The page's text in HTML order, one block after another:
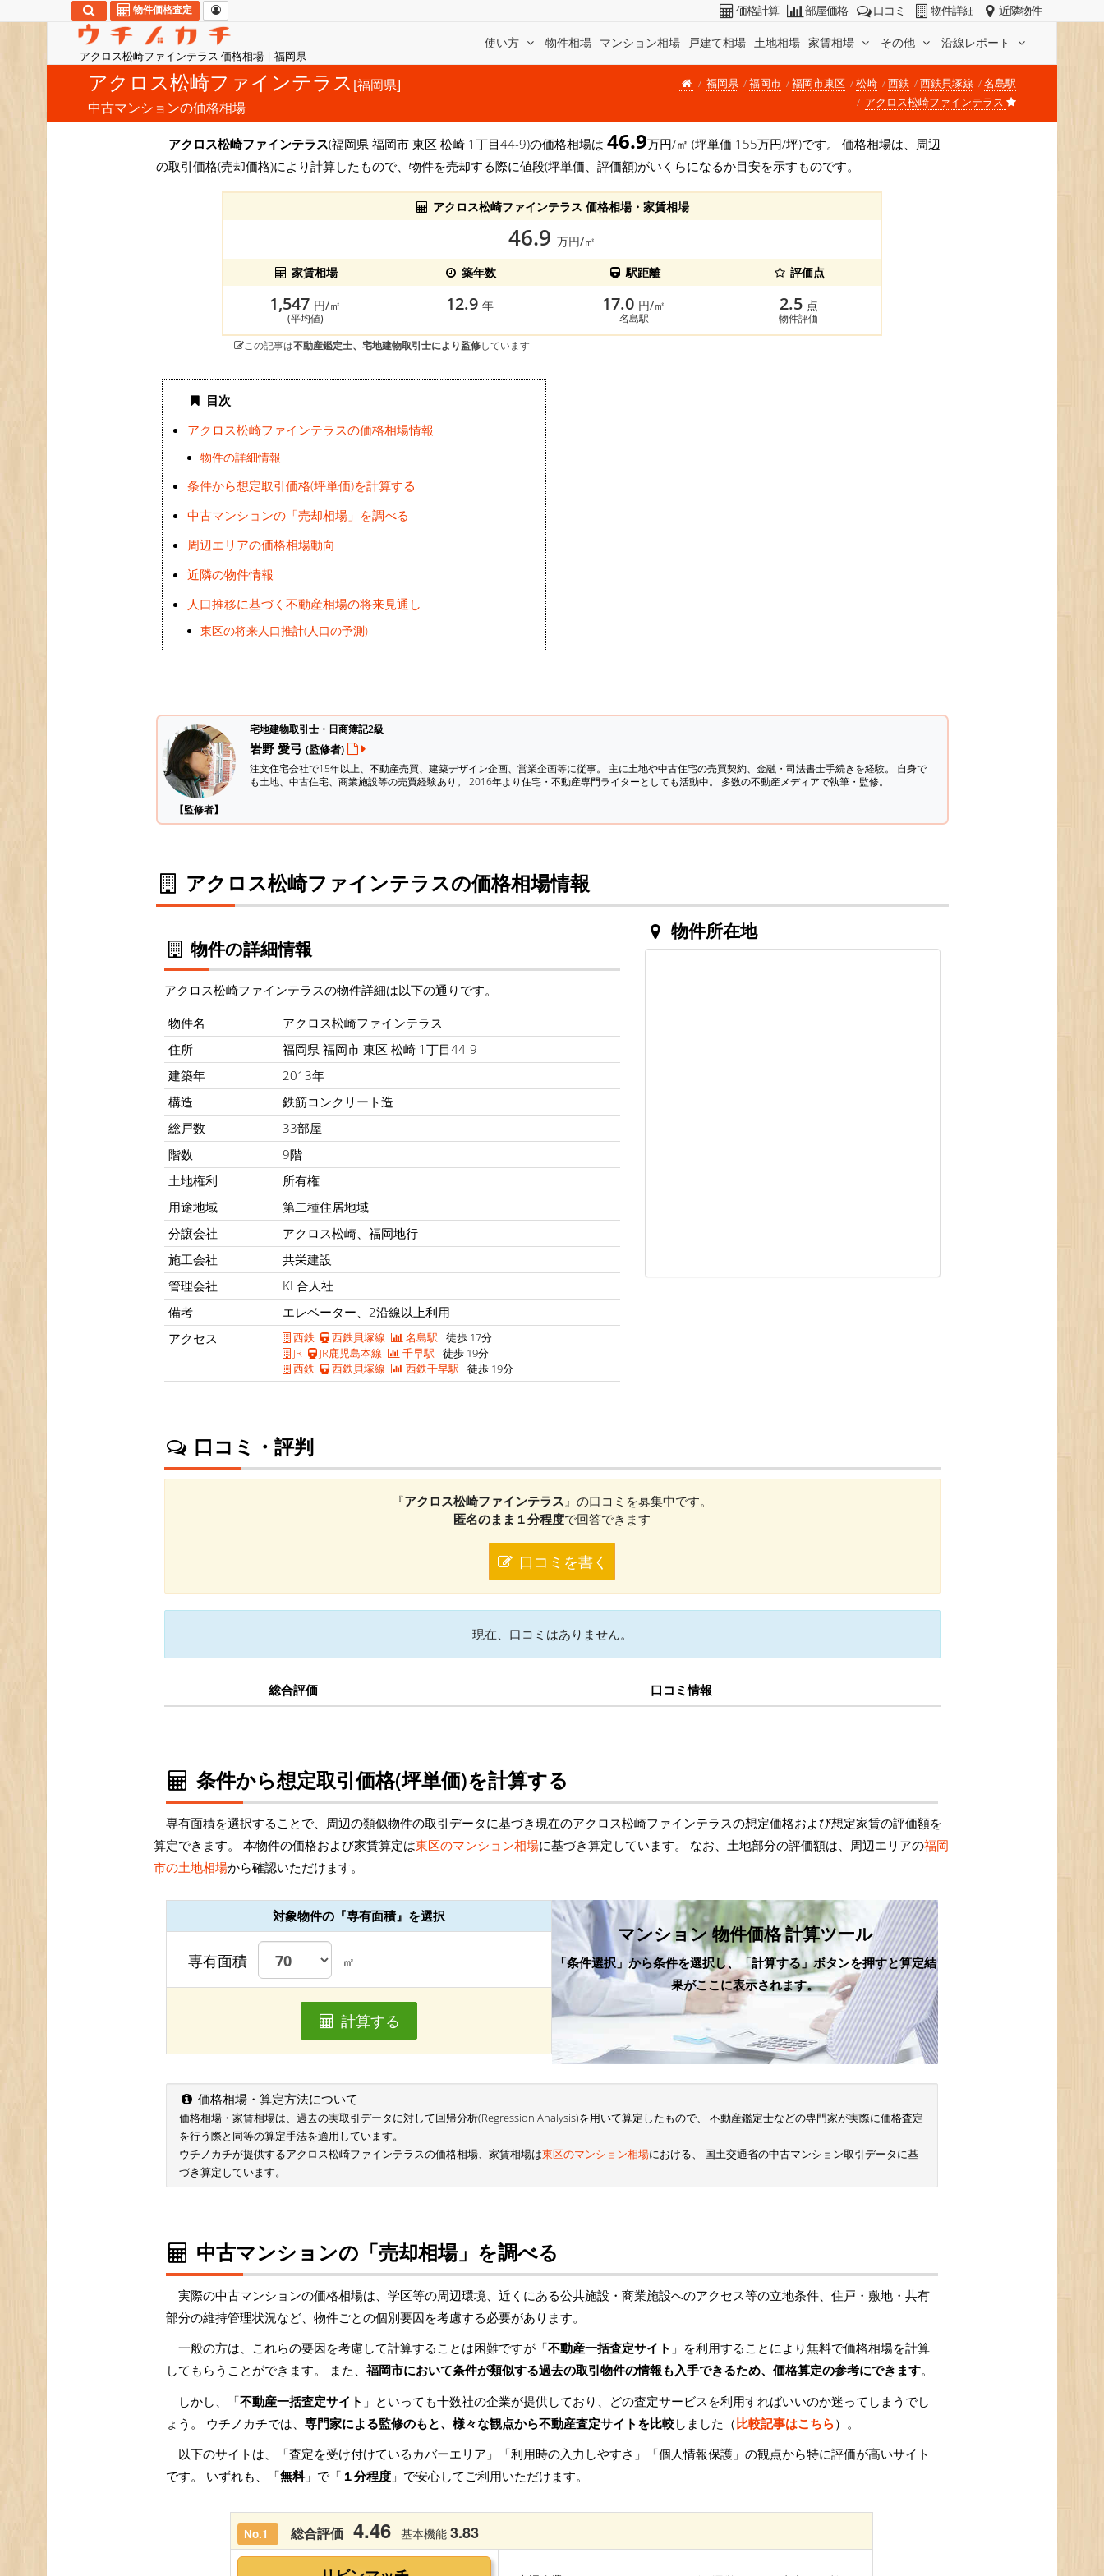
アクロス松崎ファインテラス 価格相場 | 福岡県
使い方 物件相場 マンション相場 戸建て相場 土地相場 家賃相場 その他 沿線レポート
物件価格査定 価格計算 部屋価格 口コミ 物件詳細 近隣物件
アクロス松崎ファインテラス [福岡県]
中古マンションの価格相場
福岡県 福岡市 福岡市東区 松崎 西鉄 西鉄貝塚線
名島駅
アクロス松崎ファインテラス
アクロス松崎ファインテラス(福岡県 福岡市 東区 松崎 1丁目44-9)の価格相場は 46.9万円/㎡ (坪単価 155万円/坪)です。 価格相場は、周辺
の取引価格(売却価格)により計算したもので、物件を売却する際に値段(坪単価、評価額)がいくらになるか目安を示すものです。
アクロス松崎ファインテラス 価格相場・家賃相場
46.9 万円/㎡
家賃相場
築年数 駅距離 評価点
1,547 円/㎡
(平均値)
12.9 年 17.0 円/㎡
名島駅
2.5 点
物件評価
この記事は不動産鑑定士、宅地建物取引士により監修しています
目次
アクロス松崎ファインテラスの価格相場情報
物件の詳細情報
条件から想定取引価格(坪単価)を計算する
中古マンションの「売却相場」を調べる
周辺エリアの価格相場動向
近隣の物件情報
人口推移に基づく不動産相場の将来見通し
東区の将来人口推計(人口の予測)
【監修者】
宅地建物取引士・日商簿記2級
岩野 愛弓 (監修者)
注文住宅会社で15年以上、不動産売買、建築デザイン企画、営業企画等に従事。 主に土地や中古住宅の売買契約、金融・司法書士手続きを経験。 自身で
も土地、中古住宅、商業施設等の売買経験あり。 2016年より住宅・不動産専門ライターとしても活動中。 多数の不動産メディアで執筆・監修。
アクロス松崎ファインテラスの価格相場情報
物件の詳細情報
アクロス松崎ファインテラスの物件詳細は以下の通りです。
物件名
アクロス松崎ファインテラス
住所
福岡県 福岡市 東区 松崎 1丁目44-9
建築年
2013年
構造
鉄筋コンクリート造
総戸数
33部屋
階数
9階
土地権利
所有権
用途地域
第二種住居地域
分譲会社
アクロス松崎、福岡地行
施工会社
共栄建設
管理会社
KL合人社
備考
エレベーター、2沿線以上利用
アクセス
西鉄 西鉄貝塚線 名島駅 徒歩 17分
JR
JR鹿児島本線 千早駅 徒歩 19分
西鉄
西鉄貝塚線 西鉄千早駅 徒歩 19分
物件所在地
口コミ・評判
『アクロス松崎ファインテラス』の口コミを募集中です。
匿名のまま１分程度で回答できます
口コミを書く
現在、口コミはありません。
総合評価 口コミ情報
条件から想定取引価格(坪単価)を計算する
専有面積を選択することで、周辺の類似物件の取引データに基づき現在のアクロス松崎ファインテラスの想定価格および想定家賃の評価額を
算定できます。 本物件の価格および家賃算定は東区のマンション相場に基づき算定しています。 なお、土地部分の評価額は、周辺エリアの福岡
市の土地相場から確認いただけます。
対象物件の『専有面積』を選択
専有面積 ㎡
計算する
マンション 物件価格 計算ツール
「条件選択」から条件を選択し、「計算する」ボタンを押すと算定結
果がここに表示されます。
価格相場・算定方法について
価格相場・家賃相場は、過去の実取引データに対して回帰分析(Regression Analysis)を用いて算定したもので、 不動産鑑定士などの専門家が実際に価格査定
を行う際と同等の算定手法を適用しています。
ウチノカチが提供するアクロス松崎ファインテラスの価格相場、家賃相場は東区のマンション相場における、 国土交通省の中古マンション取引データに基
づき算定しています。
中古マンションの「売却相場」を調べる
実際の中古マンションの価格相場は、学区等の周辺環境、近くにある公共施設・商業施設へのアクセス等の立地条件、住戸・敷地・共有
部分の維持管理状況など、物件ごとの個別要因を考慮する必要があります。
一般の方は、これらの要因を考慮して計算することは困難ですが「不動産一括査定サイト 」を利用することにより無料で価格相場を計算
してもらうことができます。 また、 福岡市において条件が類似する過去の取引物件の情報も入手できるため、価格算定の参考にできます。
しかし、「不動産一括査定サイト 」といっても十数社の企業が提供しており、どの査定サービスを利用すればいいのか迷ってしまうでし
ょう。 ウチノカチでは、 専門家による監修のもと、様々な観点から不動産査定サイトを比較しました（比較記事はこちら）。
以下のサイトは、「査定を受け付けているカバーエリア」「利用時の入力しやすさ」「個人情報保護」の観点から特に評価が高いサイト
です。 いずれも、「無料」で「 １分程度 」で安心してご利用いただけます。